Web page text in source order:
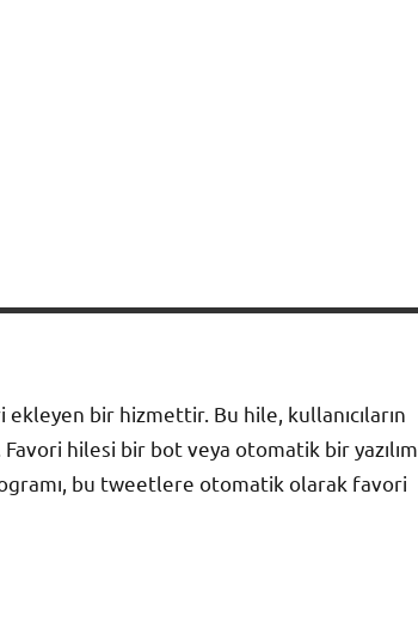
bir hizmettir. Bu hile, kullanıcıların
hilesi bir bot veya otomatik bir yazılım
bu tweetlere otomatik olarak favori